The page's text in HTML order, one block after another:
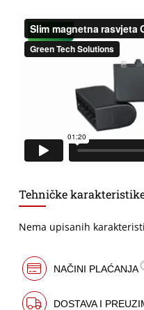
Tehničke
Nema upisanih
NAČINI PLAĆANJA
DOSTAVA I